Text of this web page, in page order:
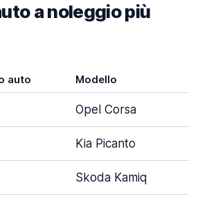
a noleggio più
auto Modello
Opel Corsa
Kia Picanto
Skoda Kamiq